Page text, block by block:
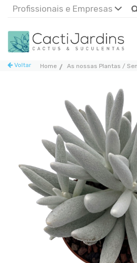
Profissionais e Empresas
Home As nossas Plantas /
Voltar